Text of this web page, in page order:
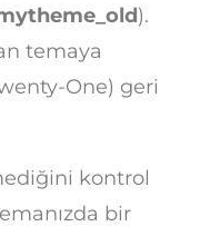
).
temaya
One) geri
kontrol
bir